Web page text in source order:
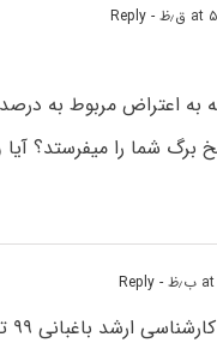
- Reply
اعتراض مربوط به
برگ شما را میفرستد؟ آیا
- Reply
باغبانی ۹۹ تغییر کرده است؟